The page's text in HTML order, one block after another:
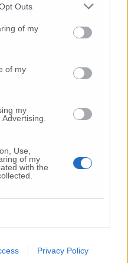
Outs
of my
of my
my
Use,
of my
with the
Privacy Policy
sindacali di
dei lavori, però, ha
di marcia
Alle ore 16 era
Whirlpool,
alle 10.30
economico
ieri sera dal
di regia, è stato
sull’Ilva. Siè
anche l’orario
Elica, la
inizialmente
mattina.
ore 22)